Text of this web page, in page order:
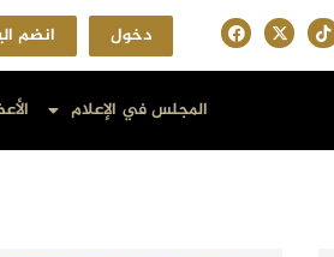
دخول انضم
المجلس في الإعلام